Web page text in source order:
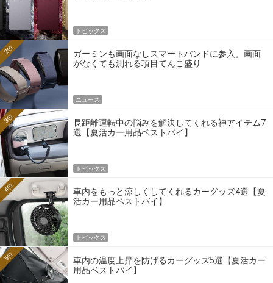
トピックス
ガーミンも画面なしスマートバンドに参入。画面
がなくても測れる項目てんこ盛り
2位
ニュース
長距離運転中の悩みを解決してくれる神アイテム7
選【夏活カー用品ベストバイ】
3位
トピックス
車内をもっと涼しくしてくれるカーグッズ4選【夏
活カー用品ベストバイ】
4位
トピックス
車内の温度上昇を防げるカーグッズ5選【夏活カー
用品ベストバイ】
5位